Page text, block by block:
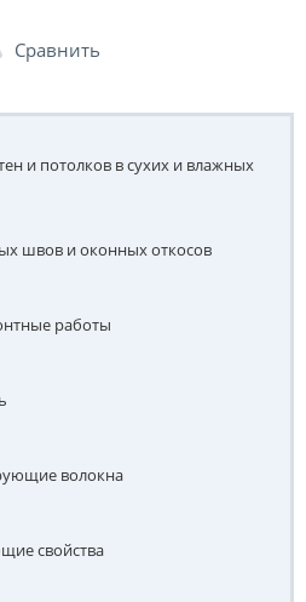
Сравнить
и потолков в сухих и влажных
швов и оконных откосов
работы
волокна
свойства